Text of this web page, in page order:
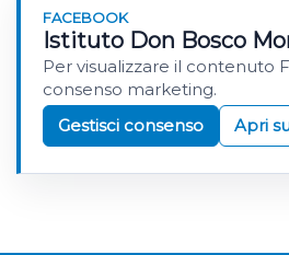
FACEBOOK
Istituto Don Bosco
Per visualizzare il contenuto
consenso marketing.
Gestisci consenso
Apri